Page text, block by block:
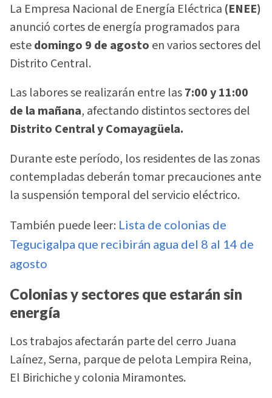
La Empresa Nacional de Energía Eléctrica (ENEE)
anunció cortes de energía programados para
estedomingo 9 de agosto en varios sectores del
Distrito Central.
Las labores se realizarán entre las7:00 y 11:00
de la mañana, afectando distintos sectores del
Distrito Central y Comayagüela.
Durante este período, los residentes de las zonas
contempladas deberán tomar precauciones ante
la suspensión temporal del servicio eléctrico.
También puede leer: Lista de colonias de
Tegucigalpa que recibirán agua del 8 al 14 de
agosto
Colonias y sectores que estarán sin
energía
Los trabajos afectarán parte del cerro Juana
Laínez, Serna, parque de pelota Lempira Reina,
El Birichiche y colonia Miramontes.